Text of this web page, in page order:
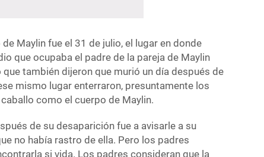
Maylin fue el 31 de julio, el lugar en donde
que ocupaba el padre de la pareja de Maylin
también dijeron que murió un día después de
mismo lugar enterraron, presuntamente los
como el cuerpo de Maylin.
de su desaparición fue a avisarle a su
no había rastro de ella. Pero los padres
si vida. Los padres consideran que la